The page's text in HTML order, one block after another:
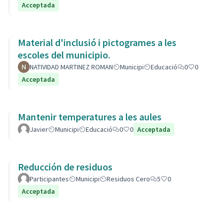
Acceptada
Material d'inclusió i pictogrames a les
escoles del municipio.
NATIVIDAD MARTINEZ ROMAN Municipi Educació 0
0
Acceptada
Mantenir temperatures a les aules
Javier Municipi Educació 0 0 Acceptada
Reducción de residuos
Participantes Municipi Residuos Cero 5
0
Acceptada